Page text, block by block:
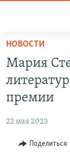
доступа
основному
Вернутся
ПОДКАСТЫ
АВТОРСКИЕ
МНЕНИЯ
КУЛЬТУРА
НОВОСТИ
Мария
премии
22 мая 2023
Поделиться